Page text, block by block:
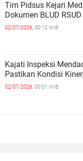
Tim Pidsus Kejari
Dokumen BLUD
02/07/2026, 00:12 WIB
Kajati Inspeksi
Pastikan Kondisi
02/07/2026, 00:01 WIB